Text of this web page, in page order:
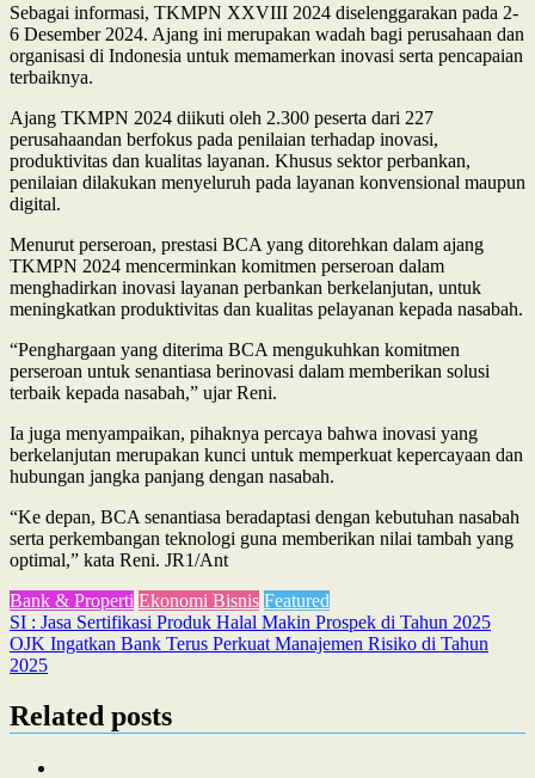
Sebagai informasi, TKMPN XXVIII 2024 diselenggarakan pada 2-
6 Desember 2024. Ajang ini merupakan wadah bagi perusahaan dan
organisasi di Indonesia untuk memamerkan inovasi serta pencapaian
terbaiknya.
Ajang TKMPN 2024 diikuti oleh 2.300 peserta dari 227
perusahaandan berfokus pada penilaian terhadap inovasi,
produktivitas dan kualitas layanan. Khusus sektor perbankan,
penilaian dilakukan menyeluruh pada layanan konvensional maupun
digital.
Menurut perseroan, prestasi BCA yang ditorehkan dalam ajang
TKMPN 2024 mencerminkan komitmen perseroan dalam
menghadirkan inovasi layanan perbankan berkelanjutan, untuk
meningkatkan produktivitas dan kualitas pelayanan kepada nasabah.
“Penghargaan yang diterima BCA mengukuhkan komitmen
perseroan untuk senantiasa berinovasi dalam memberikan solusi
terbaik kepada nasabah,” ujar Reni.
Ia juga menyampaikan, pihaknya percaya bahwa inovasi yang
berkelanjutan merupakan kunci untuk memperkuat kepercayaan dan
hubungan jangka panjang dengan nasabah.
“Ke depan, BCA senantiasa beradaptasi dengan kebutuhan nasabah
serta perkembangan teknologi guna memberikan nilai tambah yang
optimal,” kata Reni. JR1/Ant
Bank & Properti Ekonomi Bisnis Featured
Post
navigation
SI : Jasa Sertifikasi Produk Halal Makin Prospek di Tahun 2025
OJK Ingatkan Bank Terus Perkuat Manajemen Risiko di Tahun
2025
Related posts